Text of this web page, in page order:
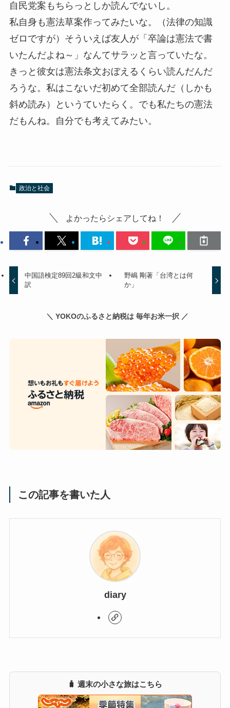
自民党案もちらっとしか読んでないし。
私自身も憲法草案作ってみたいな。（法律の知識
ゼロですが）そういえば友人が「卒論は憲法で書
いたんだよね～」なんてサラッと言っていたな。
きっと彼女は憲法条文おぼえるくらい読んだんだ
ろうな。私はこないだ初めて全部読んだ（しかも
斜め読み）というていたらく。でも私たちの憲法
だもんね。自分でも考えてみたい。
政治と社会
よかったらシェアしてね！
中国語検定89回2級和文中
訳
野嶋 剛著「台湾とは何
か」
＼ YOKOのふるさと納税は 毎年お米一択 ／
この記事を書いた人
diary
🧳 週末の小さな旅はこちら